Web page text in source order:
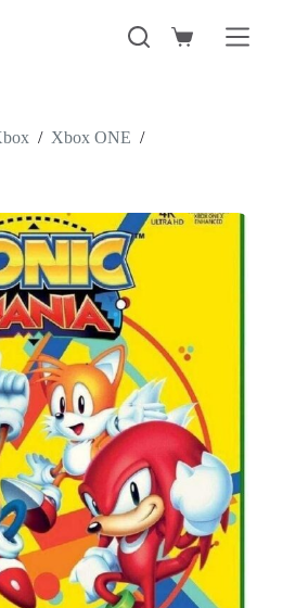
Carro
/ Xbox ONE /